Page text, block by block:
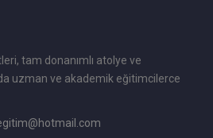
tam donanımlı atolye ve
uzman ve akademik eğitimcilerce